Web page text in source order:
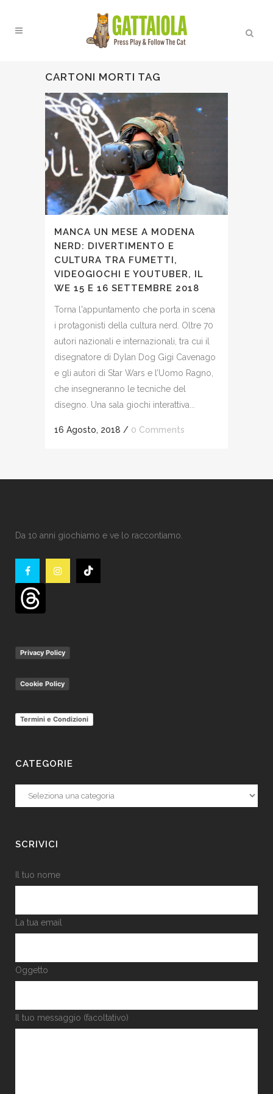
CARTONI MORTI TAG
MANCA UN MESE A MODENA
NERD: DIVERTIMENTO E
CULTURA TRA FUMETTI,
VIDEOGIOCHI E YOUTUBER, IL
WE 15 E 16 SETTEMBRE 2018
Torna l'appuntamento che porta in scena
i protagonisti della cultura nerd. Oltre 70
autori nazionali e internazionali, tra cui il
disegnatore di Dylan Dog Gigi Cavenago
e gli autori di Star Wars e l’Uomo Ragno,
che insegneranno le tecniche del
disegno. Una sala giochi interattiva...
16 Agosto, 2018 / 0 Comments
Da 10 anni giochiamo e ve lo raccontiamo.
Privacy Policy
Cookie Policy
Termini e Condizioni
CATEGORIE
Categorie
SCRIVICI
Il tuo nome
La tua email
Oggetto
Il tuo messaggio (facoltativo)